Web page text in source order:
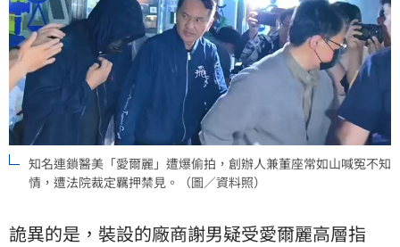
知名連鎖醫美「愛爾麗」遭爆偷拍，創辦人兼董座常如山喊冤不知
情，遭法院裁定羈押禁見。（圖／資料照）
詭異的是，裝設的廠商謝男疑受愛爾麗高層指